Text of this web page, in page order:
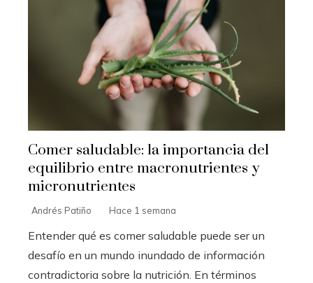
Comer saludable: la importancia del
equilibrio entre macronutrientes y
micronutrientes
Andrés Patiño Hace 1 semana
Entender qué es comer saludable puede ser un
desafío en un mundo inundado de información
contradictoria sobre la nutrición. En términos